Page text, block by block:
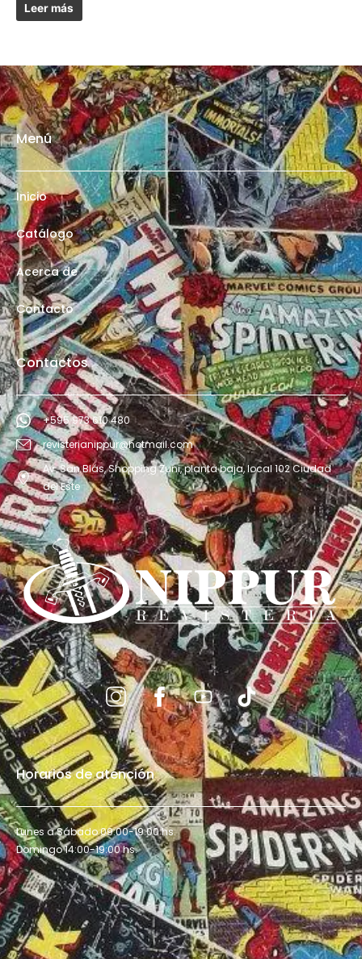
Leer más
Menú
Inicio
Catálogo
Acerca de
Contacto
Contactos
+595 973 610 480
revisterianippur@hotmail.com
Av. San Blás, Shopping Zuni, planta baja, local 102 Ciudad
del Este
Horarios de atención
Lunes a Sábado 09:00-19:00 hs.
Domingo 14:00-19:00 hs.